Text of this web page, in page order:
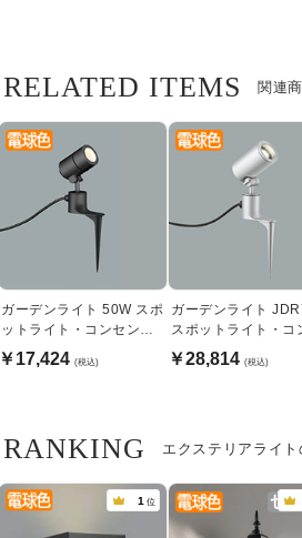
関連
RELATED ITEMS
ガーデンライト 50W スポ
ットライト・コンセント
式｜ブラック
￥17,424 (税込)
ガーデンライト
スポットライト・コ
ント式｜シルバー
￥28,814 (税込)
エクステリアライ
RANKING
1 位